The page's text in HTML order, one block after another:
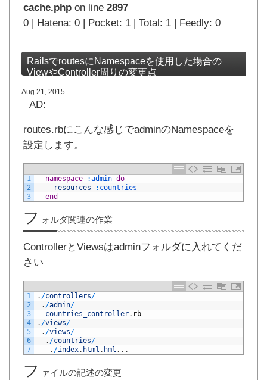
cache.php on line 2897
0 | Hatena: 0 | Pocket: 1 | Total: 1 | Feedly: 0
RailsでroutesにNamespaceを使用した場合の
ViewやController周りの変更点
Aug 21, 2015
AD:
routes.rbにこんな感じでadminのNamespaceを
設定します。
1
2
3
namespace :admin do
resources
: countries
end
フ ォルダ関連の作業
ControllerとViewsはadminフォルダに入れてくだ
さい
1
2
3
4
5
6
7
. /controllers/
. /admin/
countries_controller. rb
. /views/
. /views/
. /countries/
. /index. html . hml . . .
フ ァイルの記述の変更